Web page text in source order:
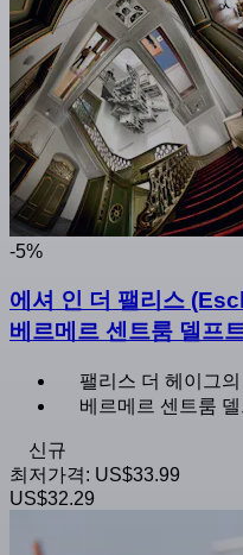
-5%
에셔 인 더 팰리스
베르메르 센트룸 델프
팰리스 더 헤이그
베르메르 센트룸
신규
최저가격: US$33.99
US$32.29